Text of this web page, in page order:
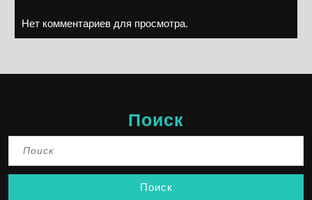
Нет комментариев для просмотра.
Поиск